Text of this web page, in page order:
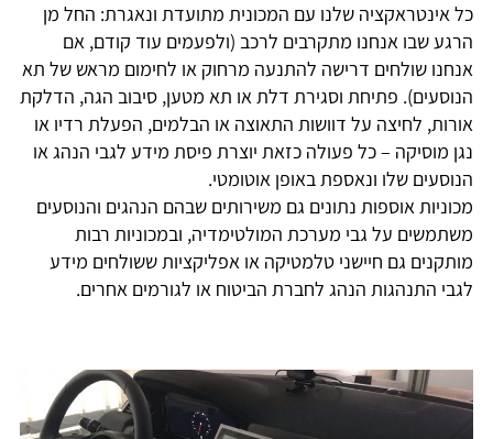
כל אינטראקציה שלנו עם המכונית מתועדת ונאגרת: החל מן
הרגע שבו אנחנו מתקרבים לרכב (ולפעמים עוד קודם, אם
אנחנו שולחים דרישה להתנעה מרחוק או לחימום מראש של תא
הנוסעים). פתיחת וסגירת דלת או תא מטען, סיבוב הגה, הדלקת
אורות, לחיצה על דוושות התאוצה או הבלמים, הפעלת רדיו או
נגן מוסיקה – כל פעולה כזאת יוצרת פיסת מידע לגבי הנהג או
הנוסעים שלו ונאספת באופן אוטומטי.
מכוניות אוספות נתונים גם משירותים שבהם הנהגים והנוסעים
משתמשים על גבי מערכת המולטימדיה, ובמכוניות רבות
מותקנים גם חיישני טלמטיקה או אפליקציות ששולחים מידע
לגבי התנהגות הנהג לחברת הביטוח או לגורמים אחרים.